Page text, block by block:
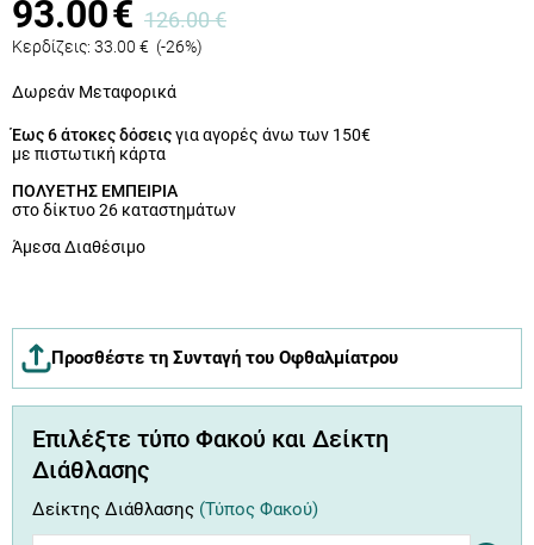
93.00€ 126.00€
Κερδίζεις: 33.00 € (-26%)
Δωρεάν Μεταφορικά
Έως 6 άτοκες δόσειςγια αγορές άνω των 150€
με πιστωτική κάρτα
ΠΟΛΥΕΤΗΣ ΕΜΠΕΙΡΙΑ
στο δίκτυο 26 καταστημάτων
Άμεσα Διαθέσιμο
Προσθέστε τη Συνταγή του Οφθαλμίατρου
Επιλέξτε τύπο Φακού και Δείκτη
Διάθλασης
Δείκτης Διάθλασης (Τύπος Φακού)